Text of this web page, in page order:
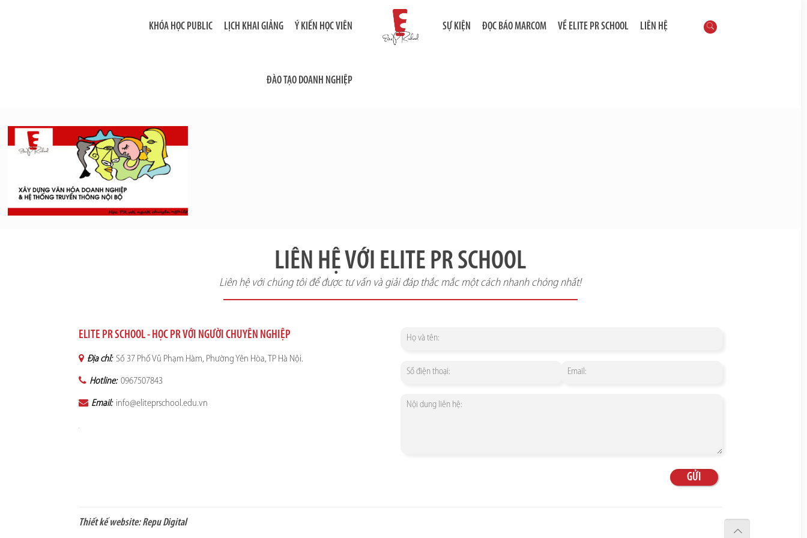
KHÓA HỌC PUBLIC LỊCH KHAI GIẢNG Ý KIẾN HỌC VIÊN
ĐÀO TẠO DOANH NGHIỆP
SỰ KIỆN ĐỌC BÁO MARCOM VỀ ELITE PR SCHOOL LIÊN HỆ
LIÊN HỆ VỚI ELITE PR SCHOOL
Liên hệ với chúng tôi để được tư vấn và giải đáp thắc mắc một cách nhanh chóng nhất!
ELITE PR SCHOOL - HỌC PR VỚI NGƯỜI CHUYÊN NGHIỆP
Địa chỉ: Số 37 Phố Vũ Phạm Hàm, Phường Yên Hòa, TP Hà Nội.
Hotline: 0967507843
Email: info@eliteprschool.edu.vn
Thiết kế website:Repu Digital